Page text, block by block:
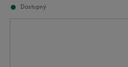
Dostupný